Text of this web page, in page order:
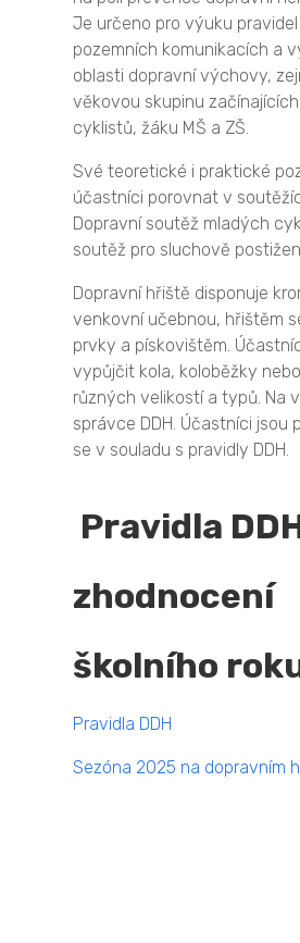
Je určeno pro výuku
pozemních komunikacích a
oblasti dopravní výchovy,
věkovou skupinu
cyklistů, žáku MŠ a ZŠ.
Své teoretické i praktické
účastníci porovnat v
Dopravní soutěž mladých
soutěž pro sluchově
Dopravní hřiště disponuje
venkovní učebnou, hřištěm
prvky a pískovištěm.
vypůjčit kola, koloběžky
různých velikostí a typů. Na
správce DDH. Účastníci jsou
se v souladu s pravidly DDH.
Pravidla
zhodnocení
školního
Pravidla DDH
Sezóna 2025 na dopravním